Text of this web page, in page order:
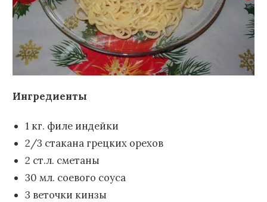
Ингредиенты
1 кг. филе индейки
2/3 стакана грецких орехов
2 ст.л. сметаны
30 мл. соевого соуса
3 веточки кинзы